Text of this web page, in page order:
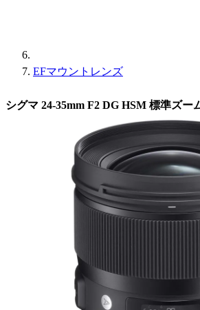
EFマウントレンズ
シグマ 24-35mm F2 DG HSM 標準ズ